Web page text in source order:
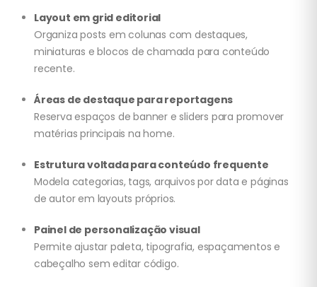
Layout em grid editorial
Organiza posts em colunas com destaques,
miniaturas e blocos de chamada para conteúdo
recente.
Áreas de destaque para reportagens
Reserva espaços de banner e sliders para promover
matérias principais na home.
Estrutura voltada para conteúdo frequente
Modela categorias, tags, arquivos por data e páginas
de autor em layouts próprios.
Painel de personalização visual
Permite ajustar paleta, tipografia, espaçamentos e
cabeçalho sem editar código.